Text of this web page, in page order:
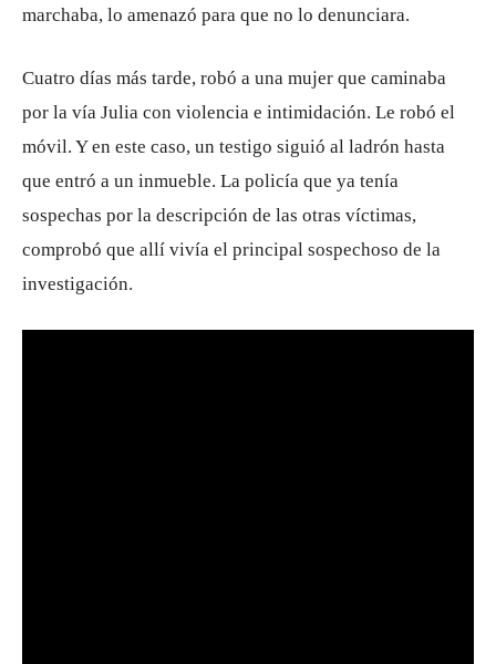
marchaba, lo amenazó para que no lo denunciara.
Cuatro días más tarde, robó a una mujer que caminaba
por la vía Julia con violencia e intimidación. Le robó el
móvil. Y en este caso, un testigo siguió al ladrón hasta
que entró a un inmueble. La policía que ya tenía
sospechas por la descripción de las otras víctimas,
comprobó que allí vivía el principal sospechoso de la
investigación.